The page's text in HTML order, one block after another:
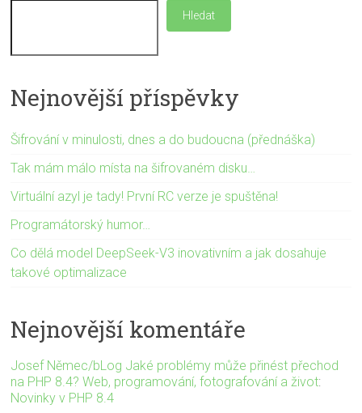
Hledat
Nejnovější příspěvky
Šifrování v minulosti, dnes a do budoucna (přednáška)
Tak mám málo místa na šifrovaném disku…
Virtuální azyl je tady! První RC verze je spuštěna!
Programátorský humor…
Co dělá model DeepSeek-V3 inovativním a jak dosahuje
takové optimalizace
Nejnovější komentáře
Josef Němec/bLog Jaké problémy může přinést přechod
na PHP 8.4? Web, programování, fotografování a život:
Novinky v PHP 8.4